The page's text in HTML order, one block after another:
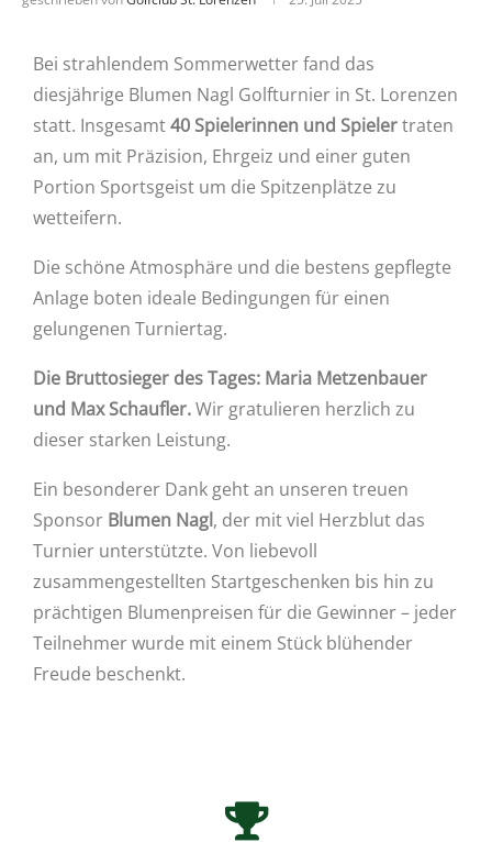
Bei strahlendem Sommerwetter fand das
diesjährige Blumen Nagl Golfturnier in St. Lorenzen
statt. Insgesamt40 Spielerinnen und Spielertraten
an, um mit Präzision, Ehrgeiz und einer guten
Portion Sportsgeist um die Spitzenplätze zu
wetteifern.
Die schöne Atmosphäre und die bestens gepflegte
Anlage boten ideale Bedingungen für einen
gelungenen Turniertag.
Die Bruttosieger des Tages: Maria Metzenbauer
und Max Schaufler.Wir gratulieren herzlich zu
dieser starken Leistung.
Ein besonderer Dank geht an unseren treuen
Sponsor Blumen Nagl, der mit viel Herzblut das
Turnier unterstützte. Von liebevoll
zusammengestellten Startgeschenken bis hin zu
prächtigen Blumenpreisen für die Gewinner – jeder
Teilnehmer wurde mit einem Stück blühender
Freude beschenkt.